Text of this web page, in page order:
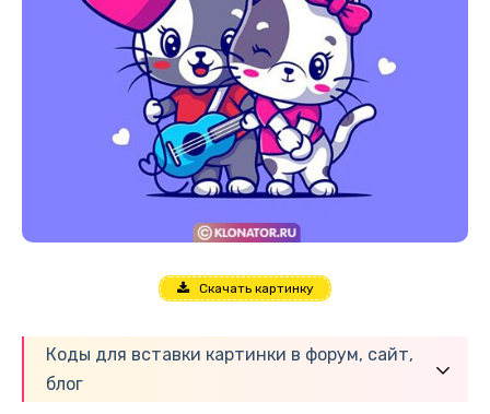
Скачать картинку
Коды для вставки картинки в форум, сайт,
блог